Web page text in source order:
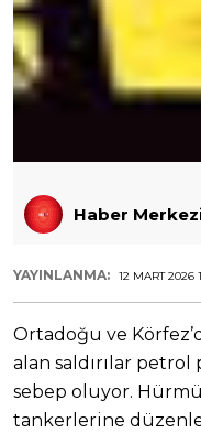
Haber
YAYINLANMA: 12 MART 2026
Ortadoğu ve
alan saldırılar petrol
sebep oluyor.
tankerlerine